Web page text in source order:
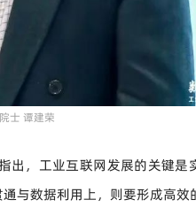
士 谭建荣
出，工业互联网发展的关键是
与数据利用上，则要形成高效